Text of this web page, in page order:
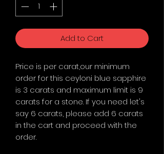
Add to Cart
Price is per carat,our minimum
order for this ceyloni blue sapphire
is 3 carats and maximum limit is 9
carats for a stone. If you need let's
say 6 carats, please add 6 carats
in the cart and proceed with the
order.